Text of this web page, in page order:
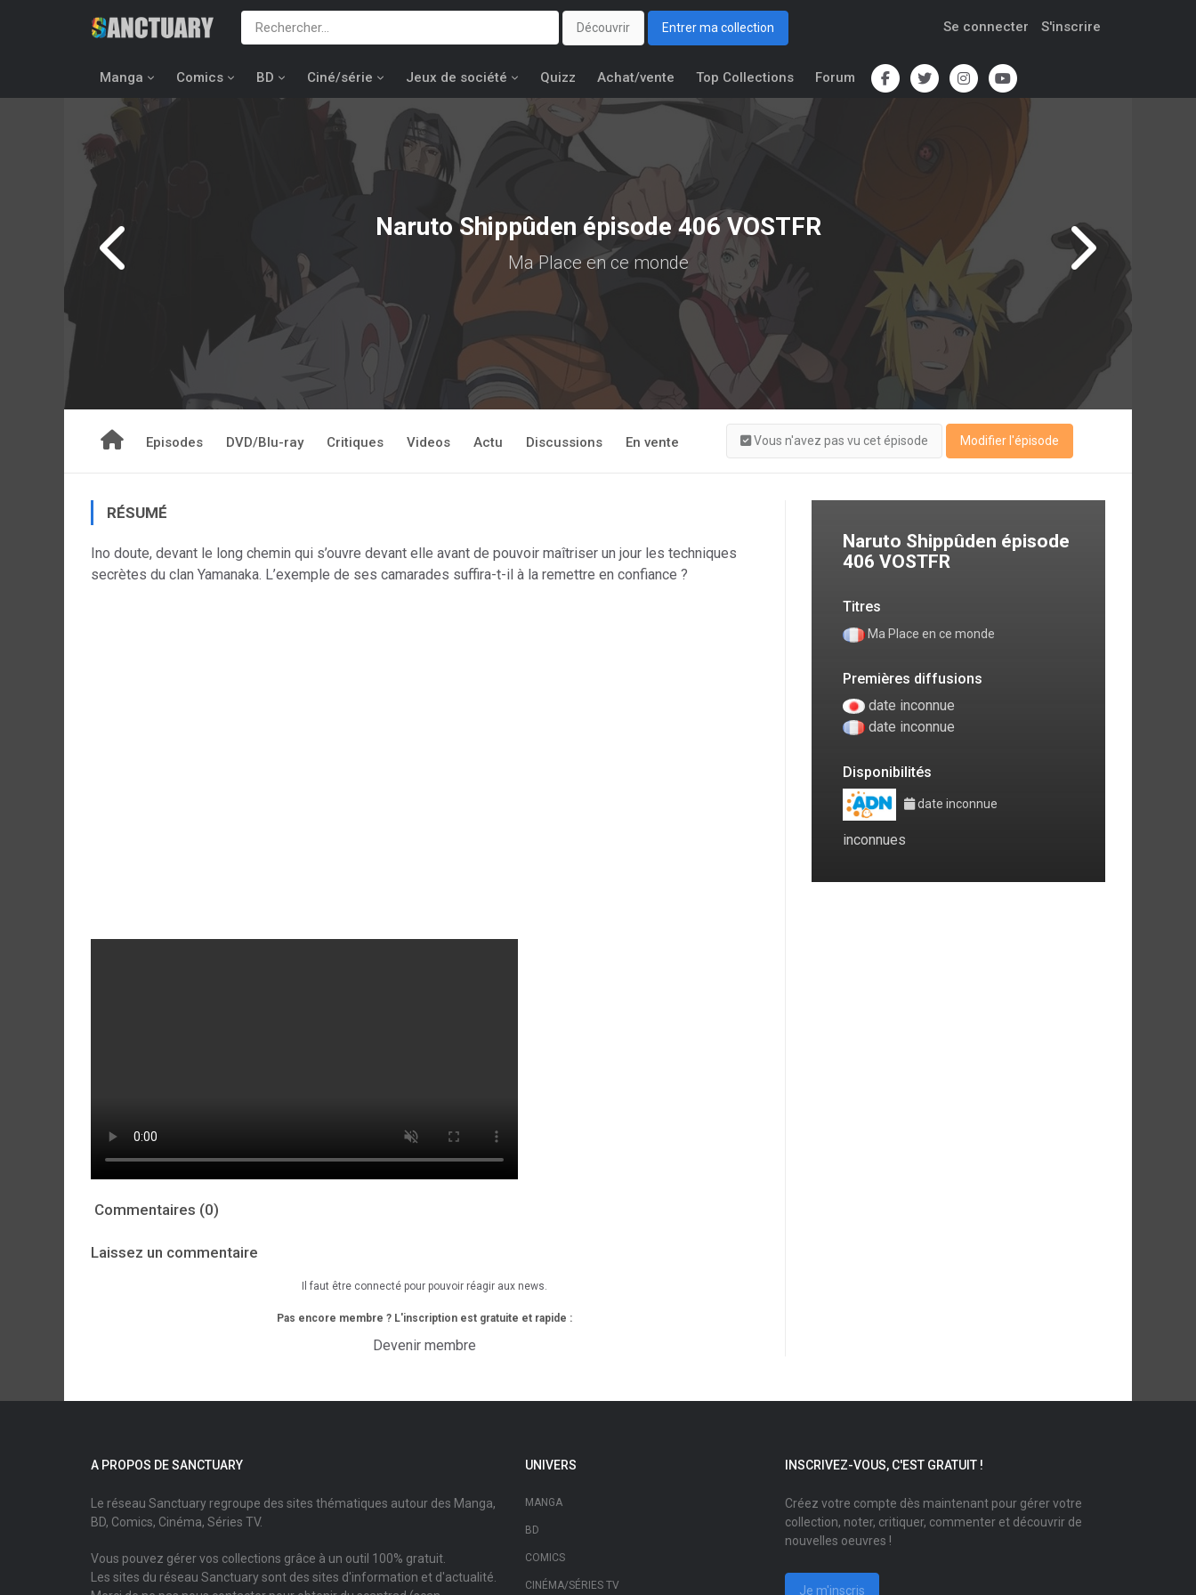
Découvrir Entrer ma collection Se connecter S'inscrire
Manga Comics BD Ciné/série Jeux de société Quizz Achat/vente Top Collections Forum
Naruto Shippûden épisode 406 VOSTFR
Ma Place en ce monde
Vous n'avez pas vu cet épisode Modifier l'épisode
Episodes DVD/Blu-ray Critiques Videos Actu Discussions En vente
RÉSUMÉ
Ino doute, devant le long chemin qui s’ouvre devant elle avant de pouvoir maîtriser un jour les techniques
secrètes du clan Yamanaka. L’exemple de ses camarades suffira-t-il à la remettre en confiance ?
Commentaires (0)
Laissez un commentaire
Il faut être connecté pour pouvoir réagir aux news.
Pas encore membre ? L'inscription est gratuite et rapide :
Devenir membre
Naruto Shippûden épisode
406 VOSTFR
Titres
Ma Place en ce monde
Premières diffusions
date inconnue
date inconnue
Disponibilités
date inconnue
inconnues
A PROPOS DE SANCTUARY
Le réseau Sanctuary regroupe des sites thématiques autour des Manga,
BD, Comics, Cinéma, Séries TV.
Vous pouvez gérer vos collections grâce à un outil 100% gratuit.
Les sites du réseau Sanctuary sont des sites d'information et d'actualité.
UNIVERS
MANGA
BD
COMICS
CINÉMA/SÉRIES TV
INSCRIVEZ-VOUS, C'EST GRATUIT !
Créez votre compte dès maintenant pour gérer votre
collection, noter, critiquer, commenter et découvrir de
nouvelles oeuvres !
Je m'inscris